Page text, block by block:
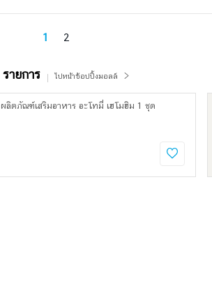
1 2
รายการ ไปหน้าช้อปปิ้งมอลล์
ผลิตภัณฑ์เสริมอาหาร อะโทมี่ เฮโมฮิม 1 ชุด